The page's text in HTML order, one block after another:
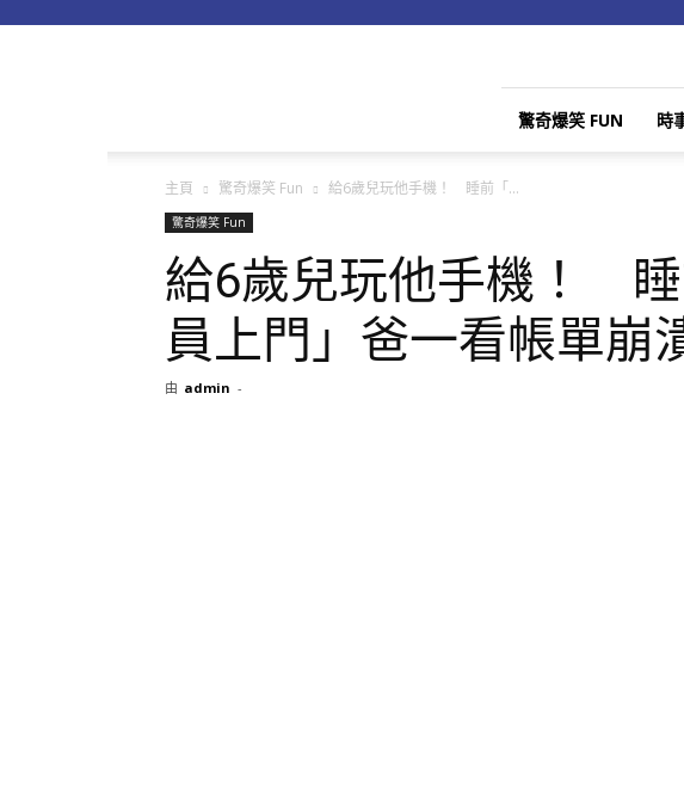
驚奇爆笑 FUN 時
主頁 驚奇爆笑 Fun 給6歲兒玩他手機！ 睡前「...
驚奇爆笑 Fun
給6歲兒玩他手機！
員上門」爸一看帳單崩
由 admin -